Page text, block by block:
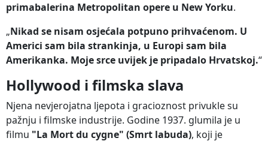
primabalerina Metropolitan opere u New Yorku.
„Nikad se nisam osjećala potpuno prihvaćenom. U
Americi sam bila strankinja, u Europi sam bila
Amerikanka. Moje srce uvijek je pripadalo Hrvatskoj.“
Hollywood i filmska slava
Njena nevjerojatna ljepota i gracioznost privukle su
pažnju i filmske industrije. Godine 1937. glumila je u
filmu "La Mort du cygne" (Smrt labuda), koji je